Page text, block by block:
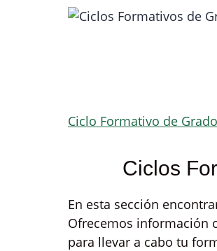
Ciclo Formativo de
Ciclos
En esta sección
Ofrecemos información
para llevar a cabo tu